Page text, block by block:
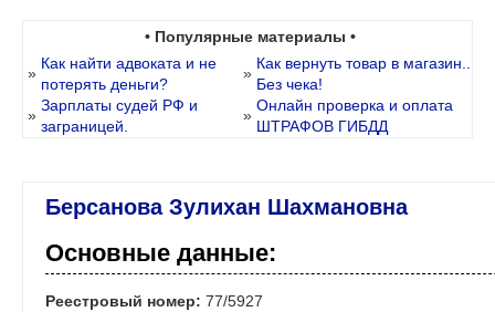
• Популярные материалы •
»
Как найти адвоката и не
потерять деньги?
»
Как вернуть товар в магазин..
Без чека!
»
Зарплаты судей РФ и
заграницей.
»
Онлайн проверка и оплата
ШТРАФОВ ГИБДД
Берсанова Зулихан Шахмановна
Основные данные:
Реестровый номер: 77/5927